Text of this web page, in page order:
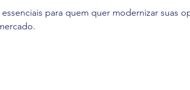
para quem quer modernizar suas